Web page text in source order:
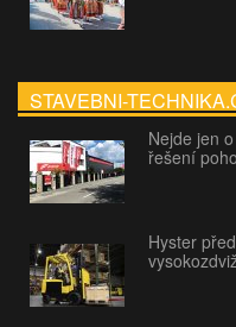
STAVEBNI-
Nejde jen
řešení
Hyster